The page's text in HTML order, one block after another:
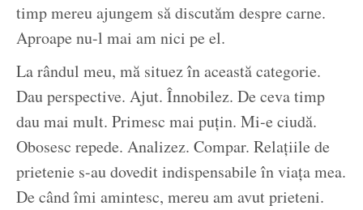
timp mereu ajungem să discutăm despre carne.
Aproape nu-l mai am nici pe el.
La rândul meu, mă situez în această categorie.
Dau perspective. Ajut. Înnobilez. De ceva timp
dau mai mult. Primesc mai puțin. Mi-e ciudă.
Obosesc repede. Analizez. Compar. Relațiile de
prietenie s-au dovedit indispensabile în viața mea.
De când îmi amintesc, mereu am avut prieteni.